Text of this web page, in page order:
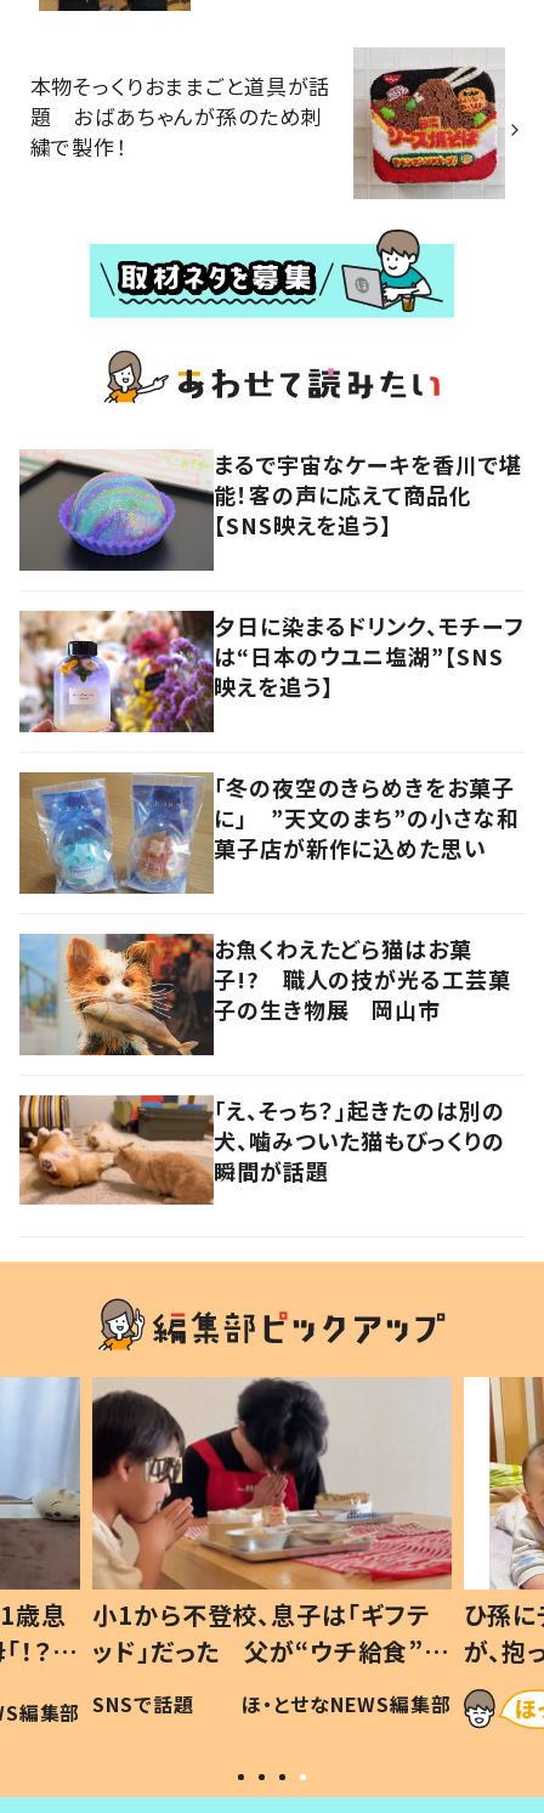
本物そっくりおままごと道具が話
題 おばあちゃんが孫のため刺
繍で製作！
まるで宇宙なケーキを香川で堪
能！客の声に応えて商品化
【SNS映えを追う】
夕日に染まるドリンク、モチーフ
は“日本のウユニ塩湖”【SNS
映えを追う】
「冬の夜空のきらめきをお菓子
に」 ”天文のまち”の小さな和
菓子店が新作に込めた思い
お魚くわえたどら猫はお菓
子!? 職人の技が光る工芸菓
子の生き物展 岡山市
「え、そっち？」起きたのは別の
犬、噛みついた猫もびっくりの
瞬間が話題
歳息
？」
編集部
小1から不登校、息子は「ギフテ
ッド」だった 父が“ウチ給食”を
作り続ける理由とは #令和の親
#令和の子
SNSで話題 ほ・とせなNEWS編集部
ひ孫
が、
「涙が
い」